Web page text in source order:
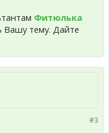
Фитюлька
Вашу тему. Дайте
#3